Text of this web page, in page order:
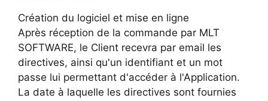
Création du logiciel et mise en ligne
Après réception de la commande par MLT
SOFTWARE, le Client recevra par email les
directives, ainsi qu'un identifiant et un mot
passe lui permettant d'accéder à l'Application.
La date à laquelle les directives sont fournies